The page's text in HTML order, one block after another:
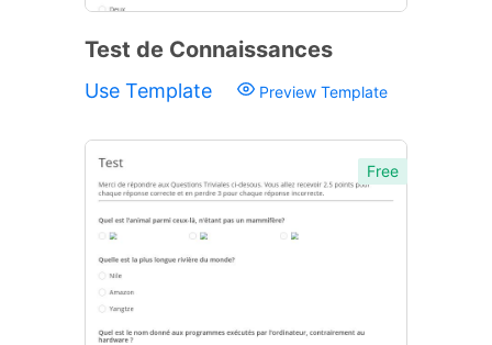
Test de Connaissances
Use Template Preview Template
Free